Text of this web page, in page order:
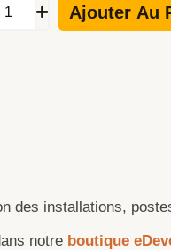
Ajouter Au
des installations,
notre boutique